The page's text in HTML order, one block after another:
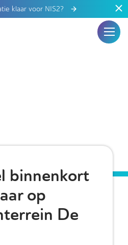
klaar voor NIS2?
binnenkort
op
De